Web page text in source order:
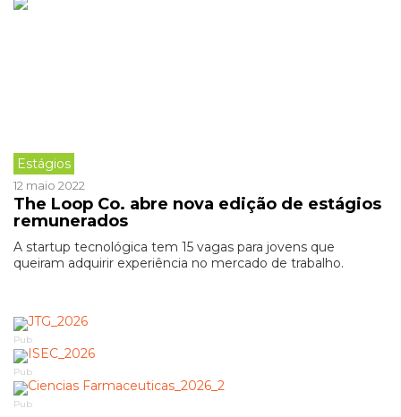
Estágios
12 maio 2022
The Loop Co. abre nova edição de estágios
remunerados
A startup tecnológica tem 15 vagas para jovens que
queiram adquirir experiência no mercado de trabalho.
Pub
Pub
Pub